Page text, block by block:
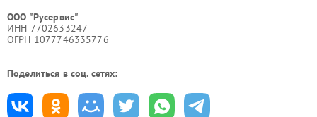
ООО "Русервис"
ИНН 7702633247
ОГРН 1077746335776
Поделиться в соц. сетях: